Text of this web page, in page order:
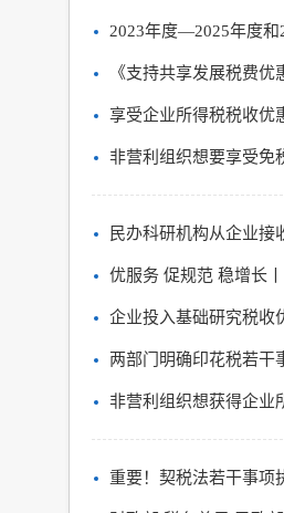
2023年度—2025年度
《支持共享发展税费
享受企业所得税税收优
非营利组织想要享受
民办科研机构从企业接
优服务 促规范 稳增长
企业投入基础研究税收
两部门明确印花税若干
非营利组织想获得企业
重要！契税法若干事项